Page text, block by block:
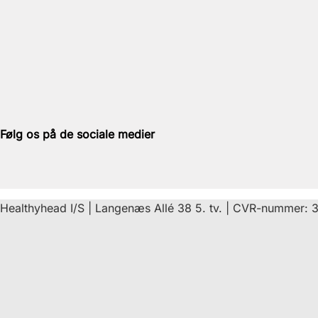
Følg os på de sociale medier
Healthyhead I/S | Langenæs Allé 38 5. tv. | CVR-nummer: